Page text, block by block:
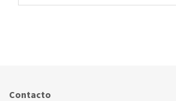
Contacto